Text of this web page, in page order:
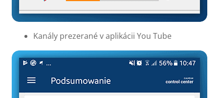
Kanály prezerané v aplikácii You Tube